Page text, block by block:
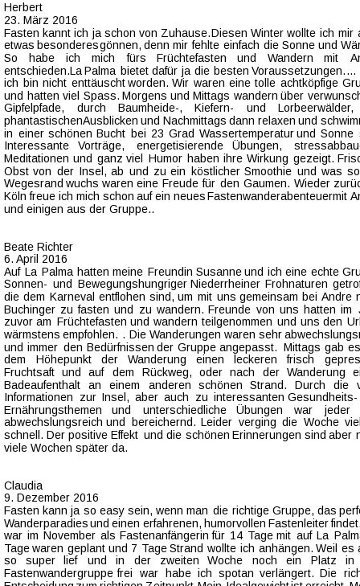
Herbert
23. März 2016
Fasten kannt ich ja schon von Zuhause. Diesen Winter wollte ich mir
etwas besonderes gönnen, denn mir fehlte einfach die Sonne und
So habe ich mich fürs Früchtefasten und Wandern mit
entschieden.La Palma bietet dafür ja die besten Voraussetzungen.
ich bin nicht enttäuscht worden. Wir waren eine tolle achtköpfige
und hatten viel Spass. Morgens und Mittags wandern über
Gipfelpfade, durch Baumheide-, Kiefern- und
phantastischen Ausblicken und Nachmittags dann relaxen und
in einer schönen Bucht bei 23 Grad Wassertemperatur und Sonne
Interessante Vorträge, energetisierende Übungen,
Meditationen und ganz viel Humor haben ihre Wirkung gezeigt.
Obst von der Insel, ab und zu ein köstlicher Smoothie und was
Wegesrand wuchs waren eine Freude für den Gaumen. Wieder
Köln freue ich mich schon auf ein neues Fastenwanderabenteuer mit
und einigen aus der Gruppe..
Beate Richter
6. April 2016
Auf La Palma hatten meine Freundin Susanne und ich eine echte
Sonnen- und Bewegungshungriger Niederrheiner Frohnaturen
die dem Karneval entflohen sind, um mit uns gemeinsam bei Andre
Buchinger zu fasten und zu wandern. Freunde von uns hatten im
zuvor am Früchtefasten und wandern teilgenommen und uns den
wärmstens empfohlen. . Die Wanderungen waren sehr
und immer den Bedürfnissen der Gruppe angepasst. Mittags gab
dem Höhepunkt der Wanderung einen leckeren frisch
Fruchtsaft und auf dem Rückweg, oder nach der Wanderung
Badeaufenthalt an einem anderen schönen Strand. Durch die
Informationen zur Insel, aber auch zu interessanten
Ernährungsthemen und unterschiedliche Übungen war
abwechslungsreich und bereichernd. Leider verging die Woche
schnell. Der positive Effekt und die schönen Erinnerungen sind aber
viele Wochen später da.
Claudia
9. Dezember 2016
Fasten kann ja so easy sein, wenn man die richtige Gruppe, das
Wanderparadies und einen erfahrenen, humorvollen Fastenleiter
war im November als Fastenanfängerin für 14 Tage mit auf La
Tage waren geplant und 7 Tage Strand wollte ich anhängen. Weil
so super lief und in der zweiten Woche noch ein Platz
Fastenwandergruppe frei war habe ich spotan verlängert. Die